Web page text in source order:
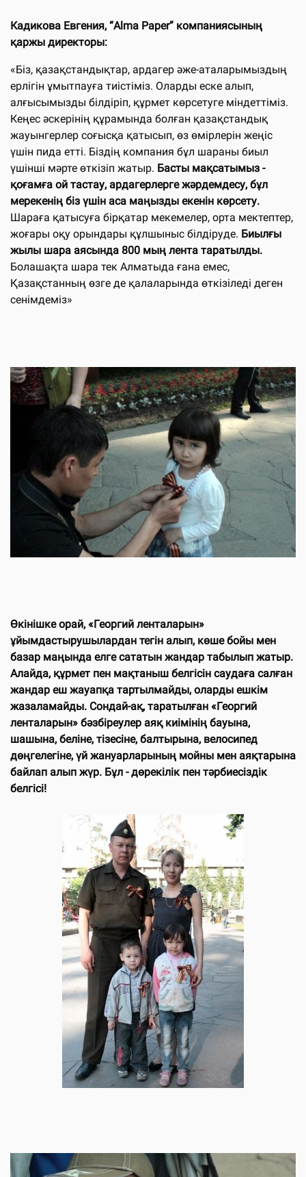
Кадикова Евгения, “Alma Paper” компаниясының
қаржы директоры:
«Біз, қазақстандықтар, ардагер әже-аталарымыздың
ерлігін ұмытпауға тиістіміз. Оларды еске алып,
алғысымызды білдіріп, құрмет көрсетуге міндеттіміз.
Кеңес әскерінің құрамында болған қазақстандық
жауынгерлер соғысқа қатысып, өз өмірлерін жеңіс
үшін пида етті. Біздің компания бұл шараны биыл
үшінші мәрте өткізіп жатыр. Басты мақсатымыз -
қоғамға ой тастау, ардагерлерге жәрдемдесу, бұл
мерекенің біз үшін аса маңызды екенін көрсету.
Шараға қатысуға бірқатар мекемелер, орта мектептер,
жоғары оқу орындары құлшыныс білдіруде. Биылғы
жылы шара аясында 800 мың лента таратылды.
Болашақта шара тек Алматыда ғана емес,
Қазақстанның өзге де қалаларында өткізіледі деген
сенімдеміз»
Өкінішке орай, «Георгий ленталарын»
ұйымдастырушылардан тегін алып, көше бойы мен
базар маңында елге сататын жандар табылып жатыр.
Алайда, құрмет пен мақтаныш белгісін саудаға салған
жандар еш жауапқа тартылмайды, оларды ешкім
жазаламайды. Сондай-ақ, таратылған «Георгий
ленталарын» бәзбіреулер аяқ киімінің бауына,
шашына, беліне, тізесіне, балтырына, велосипед
дөңгелегіне, үй жануарларының мойны мен аяқтарына
байлап алып жүр. Бұл - дөрекілік пен тәрбиесіздік
белгісі!